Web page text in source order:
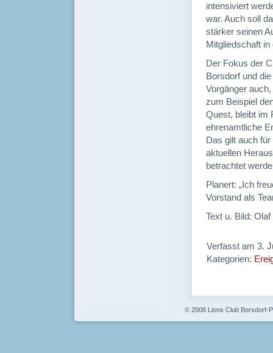
intensiviert
war. Auch soll
stärker seinen
Mitgliedschaft
Der Fokus der
Borsdorf und
Vorgänger
zum Beispiel
Quest, bleibt im
ehrenamtliche
Das gilt auch
aktuellen
betrachtet
Planert: „Ich
Vorstand als
Text u. Bild:
Verfasst am 3.
Kategorien:
© 2008 Lions Club Borsdorf-